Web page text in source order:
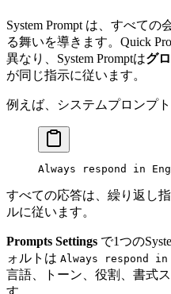
System Prompt は、すべて
る舞いを導きます。Quick
異なり、System Promptはグ
が同じ指示に従います。
例えば、システムプロンプ
Always respond in
すべての応答は、繰り返し
ルに従います。
Prompts Settings で1つの
ォルトは Always respond
言語、トーン、役割、書式
す。